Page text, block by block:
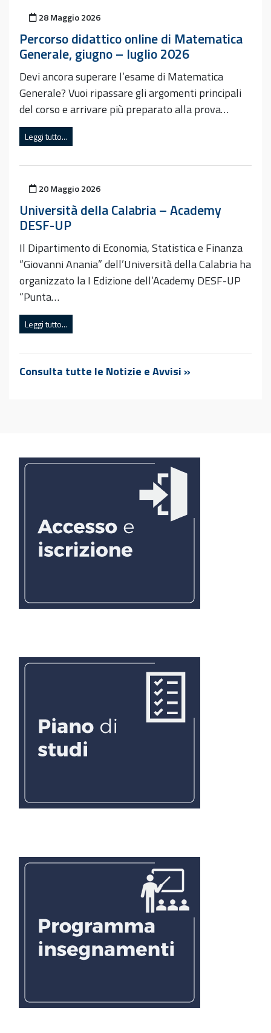
Pubblicato il
28 Maggio 2026
Percorso didattico online di Matematica
Generale, giugno – luglio 2026
Devi ancora superare l’esame di Matematica
Generale? Vuoi ripassare gli argomenti principali
del corso e arrivare più preparato alla prova…
Leggi tutto...
Pubblicato il
20 Maggio 2026
Università della Calabria – Academy
DESF-UP
Il Dipartimento di Economia, Statistica e Finanza
“Giovanni Anania” dell’Università della Calabria ha
organizzato la I Edizione dell’Academy DESF-UP
“Punta…
Leggi tutto...
Consulta tutte le Notizie e Avvisi »